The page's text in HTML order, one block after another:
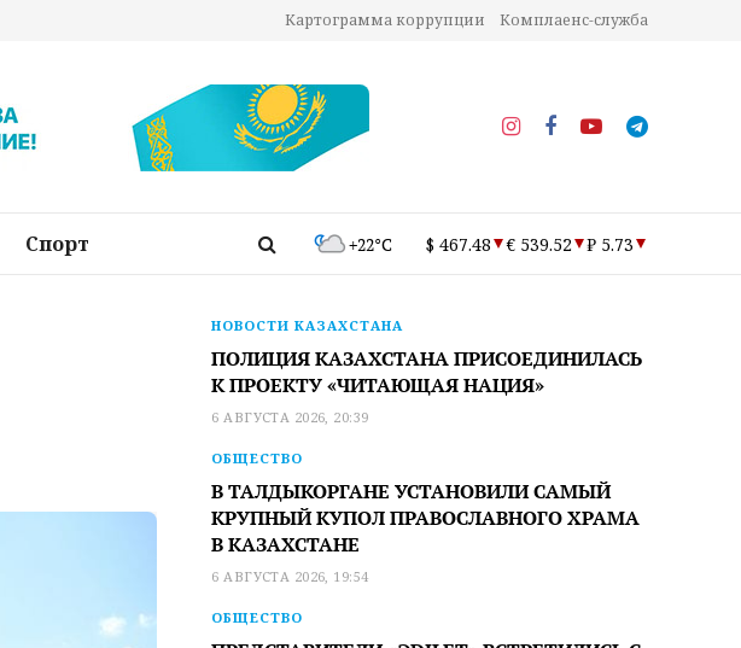
Картограмма коррупции Комплаенс-служба
Спорт +22°C $ 467.48 € 539.52 ₽ 5.73
НОВОСТИ КАЗАХСТАНА
ПОЛИЦИЯ КАЗАХСТАНА ПРИСОЕДИНИЛАСЬ
К ПРОЕКТУ «ЧИТАЮЩАЯ НАЦИЯ»
6 АВГУСТА 2026, 20:39
ОБЩЕСТВО
В ТАЛДЫКОРГАНЕ УСТАНОВИЛИ САМЫЙ
КРУПНЫЙ КУПОЛ ПРАВОСЛАВНОГО ХРАМА
В КАЗАХСТАНЕ
6 АВГУСТА 2026, 19:54
ОБЩЕСТВО